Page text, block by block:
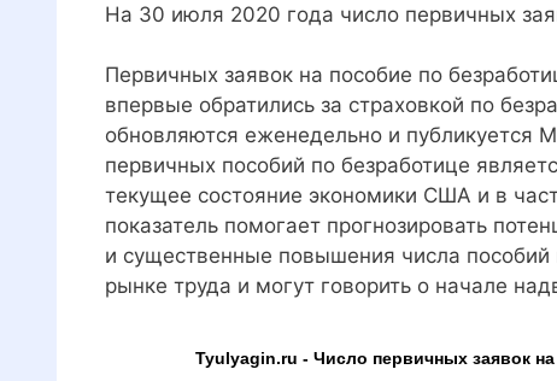
На 30 июля 2020 года число первичных
Первичных заявок на пособие по
впервые обратились за страховкой по
обновляются еженедельно и публикуется
первичных пособий по безработице
текущее состояние экономики США и в
показатель помогает прогнозировать
и существенные повышения числа пособий
рынке труда и могут говорить о начале
Tyulyagin.ru - Число первичных заявок